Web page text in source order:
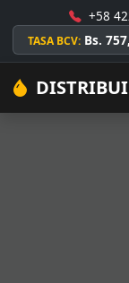
+58
TASA BCV: Bs.